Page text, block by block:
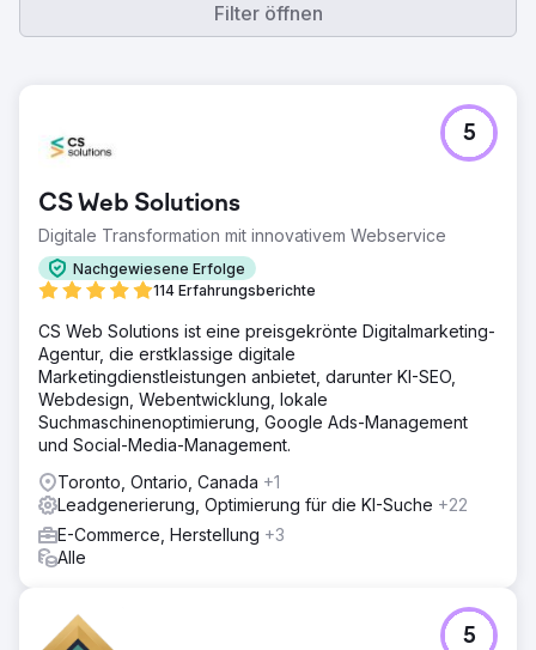
Filter öffnen
CS Web Solutions
Digitale Transformation mit innovativem Webservice
Nachgewiesene Erfolge
114 Erfahrungsberichte
5
CS Web Solutions ist eine preisgekrönte Digitalmarketing-
Agentur, die erstklassige digitale
Marketingdienstleistungen anbietet, darunter KI-SEO,
Webdesign, Webentwicklung, lokale
Suchmaschinenoptimierung, Google Ads-Management
und Social-Media-Management.
Toronto, Ontario, Canada +1
Leadgenerierung, Optimierung für die KI-Suche +22
E-Commerce, Herstellung +3
Alle
5